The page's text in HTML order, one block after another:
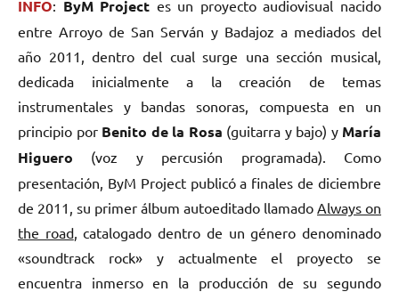
INFO: ByM Project es un proyecto audiovisual nacido
entre Arroyo de San Serván y Badajoz a mediados del
año 2011, dentro del cual surge una sección musical,
dedicada inicialmente a la creación de temas
instrumentales y bandas sonoras, compuesta en un
principio por Benito de la Rosa (guitarra y bajo) y María
Higuero (voz y percusión programada). Como
presentación, ByM Project publicó a finales de diciembre
de 2011, su primer álbum autoeditado llamado Always on
the road, catalogado dentro de un género denominado
«soundtrack rock» y actualmente el proyecto se
encuentra inmerso en la producción de su segundo